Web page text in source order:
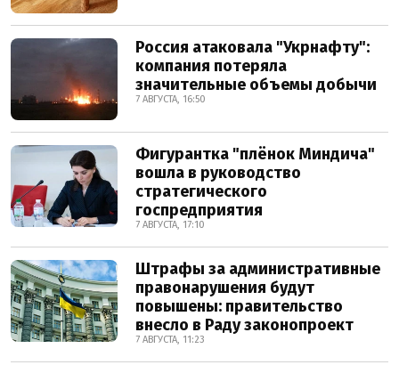
Россия атаковала "Укрнафту":
компания потеряла
значительные объемы добычи
7 АВГУСТА, 16:50
Фигурантка "плёнок Миндича"
вошла в руководство
стратегического
госпредприятия
7 АВГУСТА, 17:10
Штрафы за административные
правонарушения будут
повышены: правительство
внесло в Раду законопроект
7 АВГУСТА, 11:23